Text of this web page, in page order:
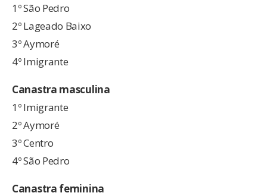
1º São Pedro
2º Lageado Baixo
3º Aymoré
4º Imigrante
Canastra masculina
1º Imigrante
2º Aymoré
3º Centro
4º São Pedro
Canastra feminina